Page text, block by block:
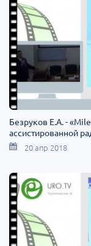
Безруков Е.А. -
ассистированной
20 апр 2018